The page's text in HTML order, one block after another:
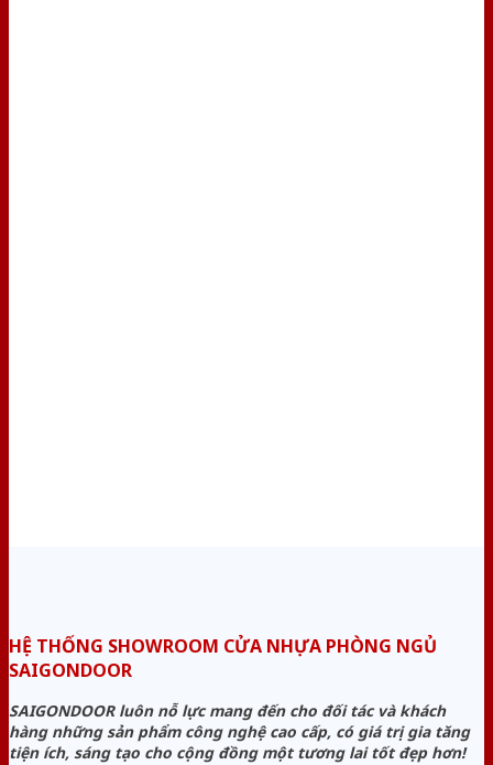
HỆ THỐNG SHOWROOM CỬA NHỰA PHÒNG NGỦ
SAIGONDOOR
SAIGONDOOR luôn nỗ lực mang đến cho đối tác và khách
hàng những sản phẩm công nghệ cao cấp, có giá trị gia tăng
tiện ích, sáng tạo cho cộng đồng một tương lai tốt đẹp hơn!